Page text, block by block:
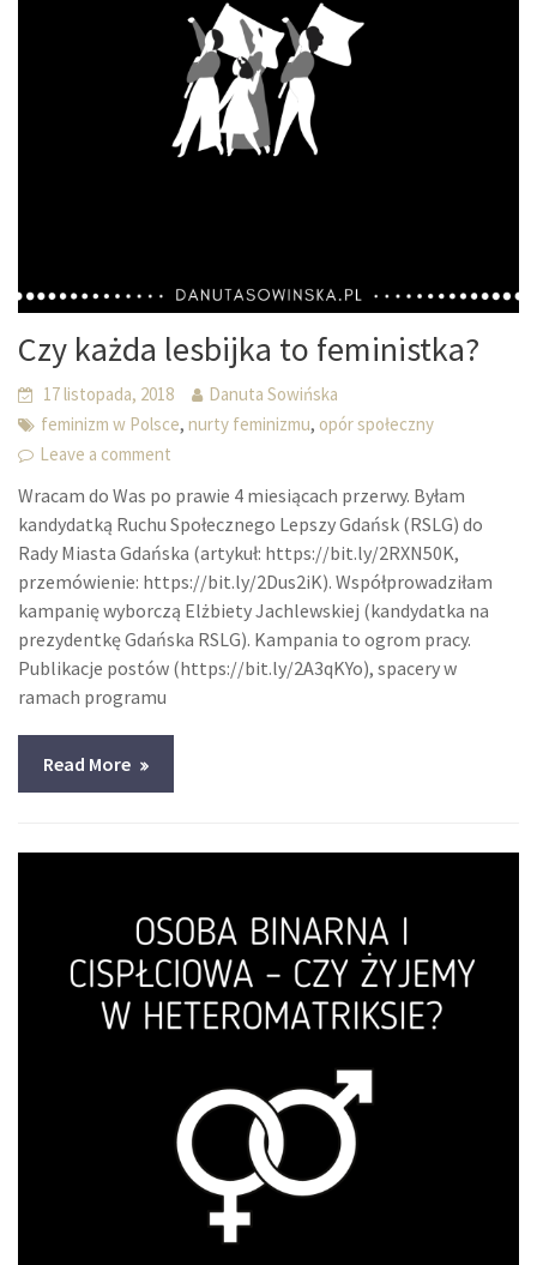
Czy każda lesbijka to feministka?
17 listopada, 2018
Danuta Sowińska
feminizm w Polsce,nurty feminizmu, opór społeczny
Leave a comment
Wracam do Was po prawie 4 miesiącach przerwy. Byłam
kandydatką Ruchu Społecznego Lepszy Gdańsk (RSLG) do
Rady Miasta Gdańska (artykuł: https://bit.ly/2RXN50K,
przemówienie: https://bit.ly/2Dus2iK). Współprowadziłam
kampanię wyborczą Elżbiety Jachlewskiej (kandydatka na
prezydentkę Gdańska RSLG). Kampania to ogrom pracy.
Publikacje postów (https://bit.ly/2A3qKYo), spacery w
ramach programu
Read More